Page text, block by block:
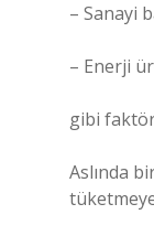
– Sanayi
– Enerji
gibi
Aslında